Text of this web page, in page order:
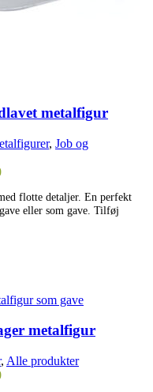
metalfigur
, Job og
flotte detaljer. En perfekt
eller som gave. Tilføj
metalfigur
, Alle produkter